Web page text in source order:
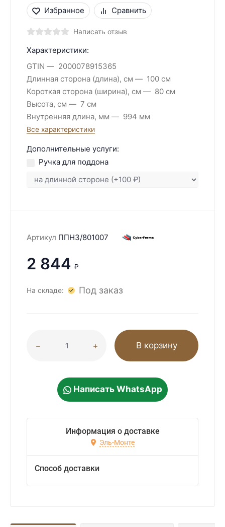
Избранное Сравнить
Написать отзыв
Характеристики:
GTIN
2000078915365
Длинная сторона (длина), см
100 см
Короткая сторона (ширина), см
80 см
Высота, см
7 см
Внутренняя длина, мм
994 мм
Все характеристики
Дополнительные услуги:
Ручка для поддона
Артикул ППН3/801007
2 844 ₽
На складе: Под заказ
В корзину
Написать WhatsApp
Информация о доставке
Эль-Монте
Способ доставки